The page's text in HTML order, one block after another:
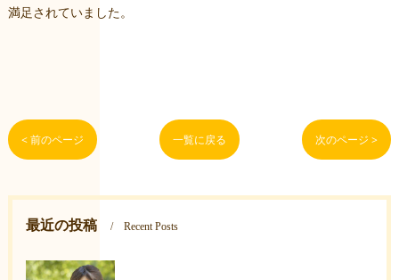
満足されていました。
< 前のページ 一覧に戻る 次のページ >
最近の投稿 Recent Posts